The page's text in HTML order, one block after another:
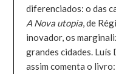
diferenciados: o das
A Nova utopia, de
inovador, os
grandes cidades.
assim comenta o